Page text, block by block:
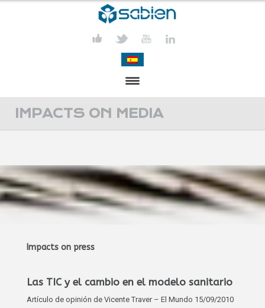
PRESENTATION
PUBLICATIONS
ACTIVITIES
CONTACT
IMPACTS ON MEDIA
Impacts on press
Las TIC y el cambio en el modelo sanitario
Artículo de opinión de Vicente Traver – El Mundo 15/09/2010